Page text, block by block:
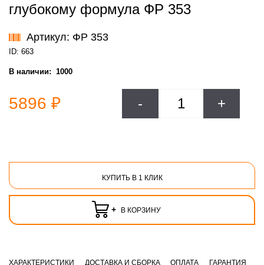
глубокому формула ФР 353
Артикул: ФР 353
ID: 663
В наличии: 1000
5896 ₽ - +
КУПИТЬ В 1 КЛИК
+ В КОРЗИНУ
ХАРАКТЕРИСТИКИ ДОСТАВКА И СБОРКА ОПЛАТА ГАРАНТИЯ